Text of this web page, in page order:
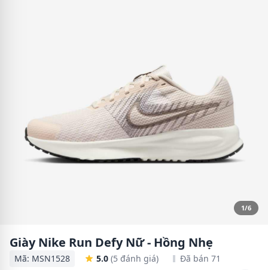
1/6
Giày Nike Run Defy Nữ - Hồng Nhẹ
Mã: MSN1528 5.0 (5 đánh giá) Đã bán 71